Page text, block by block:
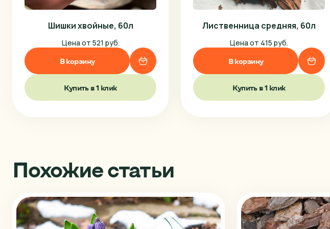
Шишки хвойные, 60л
Цена от 521 руб.
В корзину
Купить в 1 клик
Лиственница средняя, 60л
Цена от 415 руб.
В корзину
Купить в 1 клик
Похожие статьи
Миасс
Москва
Набережные Челны
Нижний Новгород
Пенза
Пермь